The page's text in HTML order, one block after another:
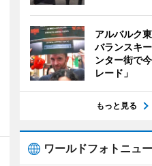
アルバルク
バランスキ
ンター街で
レード」
もっと見る
ワールドフォトニュ